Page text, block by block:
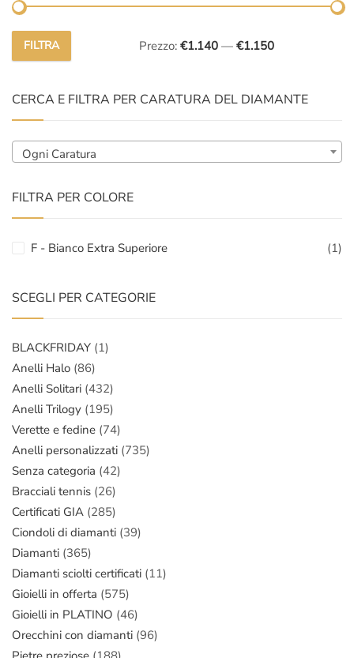
Prezzo
Prezzo
FILTRA Prezzo: €1.140 — €1.150
CERCA E FILTRA PER CARATURA DEL DIAMANTE
Ogni Caratura
FILTRA PER COLORE
F - Bianco Extra Superiore (1)
SCEGLI PER CATEGORIE
BLACKFRIDAY (1)
Anelli Halo (86)
Anelli Solitari (432)
Anelli Trilogy (195)
Verette e fedine (74)
Anelli personalizzati (735)
Senza categoria (42)
Bracciali tennis (26)
Certificati GIA (285)
Ciondoli di diamanti (39)
Diamanti (365)
Diamanti sciolti certificati (11)
Gioielli in offerta (575)
Gioielli in PLATINO (46)
Orecchini con diamanti (96)